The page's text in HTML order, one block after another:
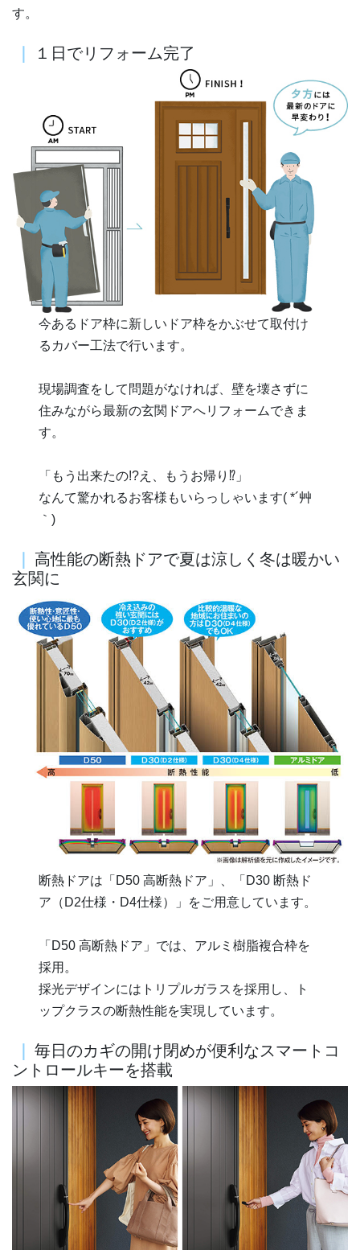
す。
１日でリフォーム完了
今あるドア枠に新しいドア枠をかぶせて取付け
るカバー工法で行います。
現場調査をして問題がなければ、壁を壊さずに
住みながら最新の玄関ドアへリフォームできま
す。
「もう出来たの!?え、もうお帰り⁉」
なんて驚かれるお客様もいらっしゃいます( *´艸
｀)
高性能の断熱ドアで夏は涼しく冬は暖かい
玄関に
断熱ドアは「D50 高断熱ドア」、「D30 断熱ド
ア（D2仕様・D4仕様）」をご用意しています。
「D50 高断熱ドア」では、アルミ樹脂複合枠を
採用。
採光デザインにはトリプルガラスを採用し、ト
ップクラスの断熱性能を実現しています。
毎日のカギの開け閉めが便利なスマートコ
ントロールキーを搭載